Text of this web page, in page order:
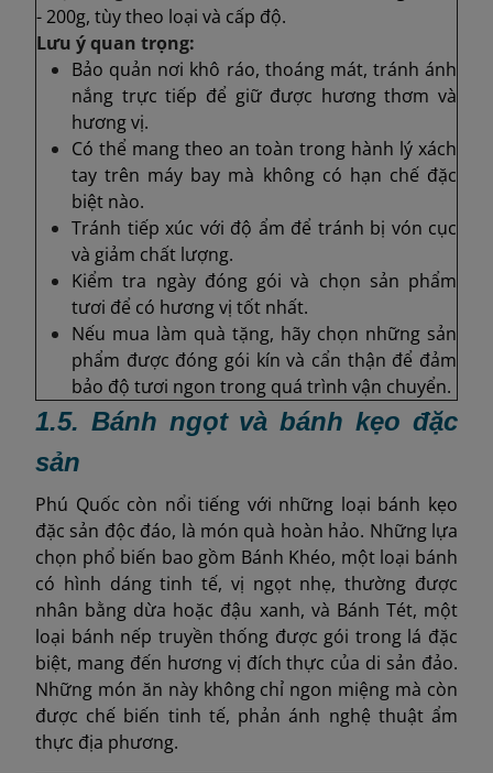
- 200g, tùy theo loại và cấp độ.
Lưu ý quan trọng:
Bảo quản nơi khô ráo, thoáng mát, tránh ánh
nắng trực tiếp để giữ được hương thơm và
hương vị.
Có thể mang theo an toàn trong hành lý xách
tay trên máy bay mà không có hạn chế đặc
biệt nào.
Tránh tiếp xúc với độ ẩm để tránh bị vón cục
và giảm chất lượng.
Kiểm tra ngày đóng gói và chọn sản phẩm
tươi để có hương vị tốt nhất.
Nếu mua làm quà tặng, hãy chọn những sản
phẩm được đóng gói kín và cẩn thận để đảm
bảo độ tươi ngon trong quá trình vận chuyển.
1.5. Bánh ngọt và bánh kẹo đặc
sản
Phú Quốc còn nổi tiếng với những loại bánh kẹo
đặc sản độc đáo, là món quà hoàn hảo. Những lựa
chọn phổ biến bao gồm Bánh Khéo, một loại bánh
có hình dáng tinh tế, vị ngọt nhẹ, thường được
nhân bằng dừa hoặc đậu xanh, và Bánh Tét, một
loại bánh nếp truyền thống được gói trong lá đặc
biệt, mang đến hương vị đích thực của di sản đảo.
Những món ăn này không chỉ ngon miệng mà còn
được chế biến tinh tế, phản ánh nghệ thuật ẩm
thực địa phương.